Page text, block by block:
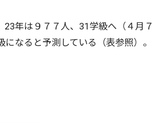
年は９７７人、31学級へ（４月７
なると予測している（表参照）。